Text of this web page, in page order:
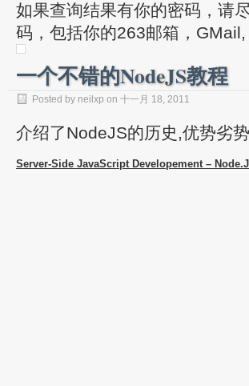
如果查询结果有你的密码，请
码，包括你的263邮箱，
一个不错的NodeJS教程
Posted by neilxp on 十一月 18, 2011
介绍了NodeJS的历史,优势劣
Server-Side JavaScript Developement –